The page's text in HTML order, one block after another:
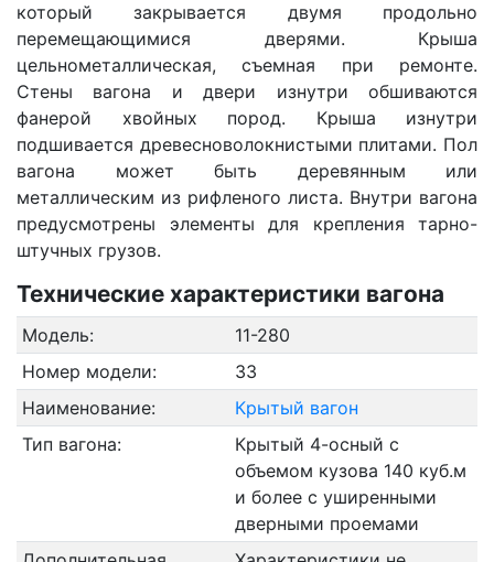
который закрывается двумя продольно
перемещающимися дверями. Крыша
цельнометаллическая, съемная при ремонте.
Стены вагона и двери изнутри обшиваются
фанерой хвойных пород. Крыша изнутри
подшивается древесноволокнистыми плитами. Пол
вагона может быть деревянным или
металлическим из рифленого листа. Внутри вагона
предусмотрены элементы для крепления тарно-
штучных грузов.
Технические характеристики вагона
Модель:
11-280
Номер модели:
33
Наименование:
Крытый вагон
Тип вагона:
Крытый 4-осный с
объемом кузова 140 куб.м
и более с уширенными
дверными проемами